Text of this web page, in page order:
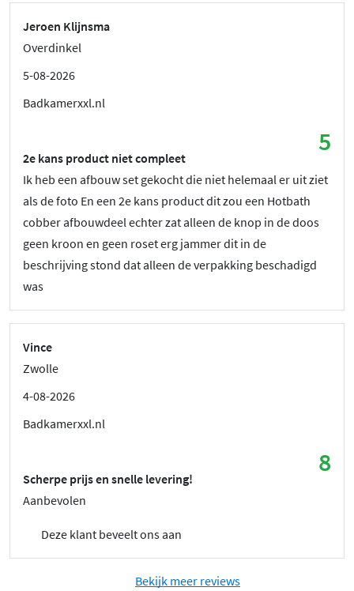
Jeroen Klijnsma
Overdinkel
5-08-2026
Badkamerxxl.nl
5
2e kans product niet compleet
Ik heb een afbouw set gekocht die niet helemaal er uit ziet
als de foto En een 2e kans product dit zou een Hotbath
cobber afbouwdeel echter zat alleen de knop in de doos
geen kroon en geen roset erg jammer dit in de
beschrijving stond dat alleen de verpakking beschadigd
was
Vince
Zwolle
4-08-2026
Badkamerxxl.nl
8
Scherpe prijs en snelle levering!
Aanbevolen
Deze klant beveelt ons aan
Bekijk meer reviews